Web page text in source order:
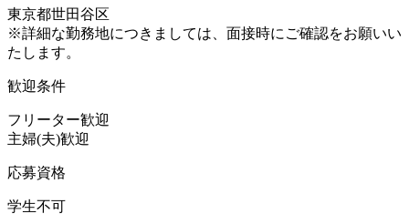
東京都世田谷区
※詳細な勤務地につきましては、面接時にご確認をお願いい
たします。
歓迎条件
フリーター歓迎
主婦(夫)歓迎
応募資格
学生不可